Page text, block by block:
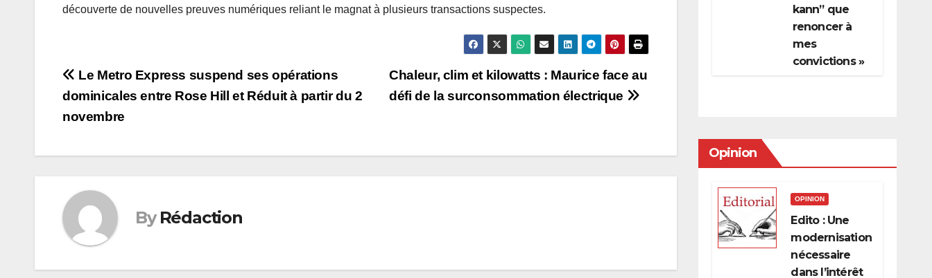
découverte de nouvelles preuves numériques reliant le magnat à plusieurs transactions suspectes.
Post
navigation
Chaleur, clim et kilowatts : Maurice face au
défi de la surconsommation électrique
Le Metro Express suspend ses opérations
dominicales entre Rose Hill et Réduit à partir du 2
novembre
By Rédaction
kann” que
renoncer à
mes
convictions »
Opinion
OPINION
Edito : Une
modernisation
nécessaire
dans l’intérêt